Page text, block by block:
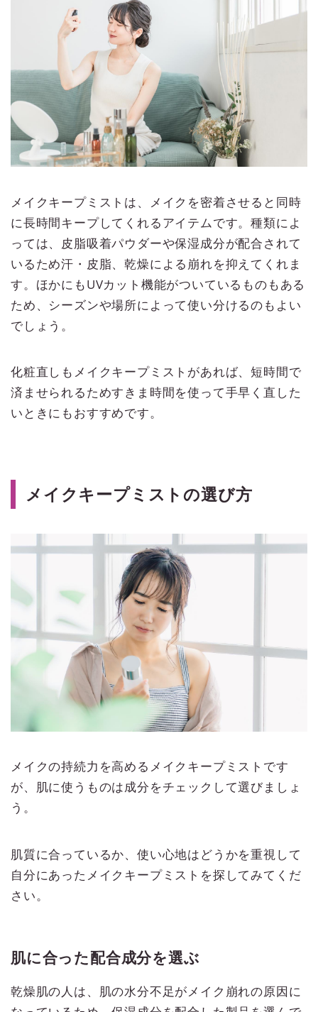
メイクキープミストは、メイクを密着させると同時
に長時間キープしてくれるアイテムです。種類によ
っては、皮脂吸着パウダーや保湿成分が配合されて
いるため汗・皮脂、乾燥による崩れを抑えてくれま
す。ほかにもUVカット機能がついているものもある
ため、シーズンや場所によって使い分けるのもよい
でしょう。
化粧直しもメイクキープミストがあれば、短時間で
済ませられるためすきま時間を使って手早く直した
いときにもおすすめです。
メイクキープミストの選び方
メイクの持続力を高めるメイクキープミストです
が、肌に使うものは成分をチェックして選びましょ
う。
肌質に合っているか、使い心地はどうかを重視して
自分にあったメイクキープミストを探してみてくだ
さい。
肌に合った配合成分を選ぶ
乾燥肌の人は、肌の水分不足がメイク崩れの原因に